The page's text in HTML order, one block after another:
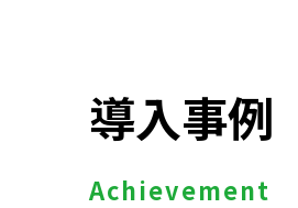
導入事例
Achievement